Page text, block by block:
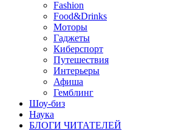
Fashion
Food&Drinks
Моторы
Гаджеты
Киберспорт
Путешествия
Интерьеры
Афиша
Гемблинг
Шоу-биз
Наука
БЛОГИ ЧИТАТЕЛЕЙ